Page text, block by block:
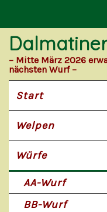
– Mitte März 2026
nächsten Wurf –
Start
Welpen
Würfe
AA-Wurf
BB-Wurf